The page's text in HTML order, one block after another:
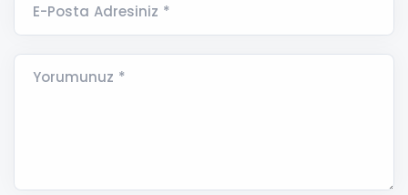
E-Posta Adresiniz *
Yorumunuz *